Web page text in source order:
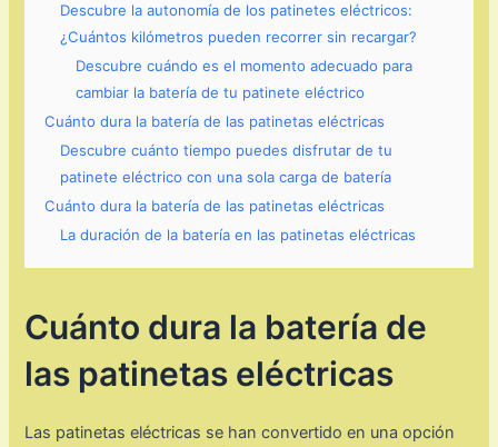
Descubre la autonomía de los patinetes eléctricos:
¿Cuántos kilómetros pueden recorrer sin recargar?
Descubre cuándo es el momento adecuado para
cambiar la batería de tu patinete eléctrico
Cuánto dura la batería de las patinetas eléctricas
Descubre cuánto tiempo puedes disfrutar de tu
patinete eléctrico con una sola carga de batería
Cuánto dura la batería de las patinetas eléctricas
La duración de la batería en las patinetas eléctricas
Cuánto dura la batería de
las patinetas eléctricas
Las patinetas eléctricas se han convertido en una opción